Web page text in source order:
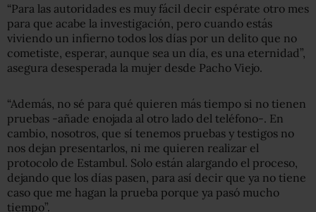
“Para las autoridades es muy fácil decir espérate otro mes
para que acabe la investigación, pero cuando estás
viviendo un infierno todos los días por un delito que no
cometiste, esperar, aunque sea un día, es una eternidad”,
asegura desesperada la mujer desde Pacho Viejo.
“Además, no sé para qué quieren más tiempo si no tienen
pruebas -añade enojada al otro lado del teléfono-. En
cambio, nosotros, que sí tenemos pruebas y testigos no
nos dejan presentarlos, ni me quieren realizar el
protocolo de Estambul. Solo están alargando el proceso,
dejando que los días pasen, para así decir que ya no tiene
caso que me hagan la prueba porque ya pasó mucho
tiempo”.